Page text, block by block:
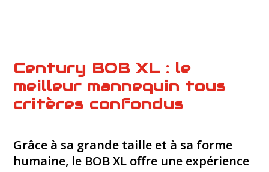
Century BOB XL : le
meilleur mannequin tous
critères confondus
Grâce à sa grande taille et à sa forme
humaine, le BOB XL offre une expérience